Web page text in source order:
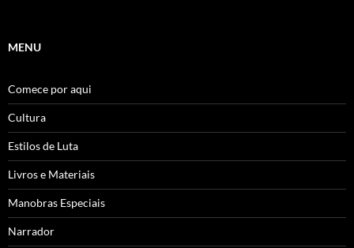
MENU
Comece por aqui
Cultura
Estilos de Luta
Livros e Materiais
Manobras Especiais
Narrador